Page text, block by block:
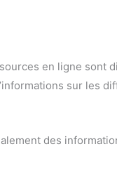
en ligne sont
sur les
des